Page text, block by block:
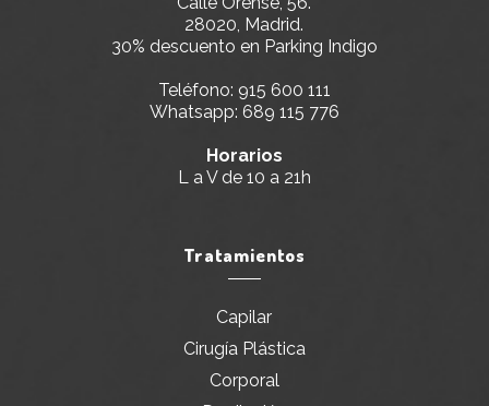
28020, Madrid.
30% descuento en Parking Indigo
Teléfono: 915 600 111
Whatsapp: 689 115 776
Horarios
L a V de 10 a 21h
Tratamientos
Capilar
Cirugía Plástica
Corporal